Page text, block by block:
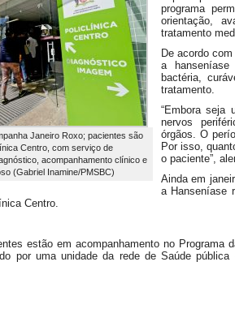
Janeiro Roxo; pacientes são
Centro, com serviço de
acompanhamento clínico e
(Gabriel Inamine/PMSBC)
programa
orientação,
tratamento
De acordo
a
bactéria,
tratamento.
“Embora seja
nervos
órgãos. O
Por isso,
o paciente”,
Ainda em
a Hanseníase
Centro.
estão em acompanhamento no Programa
por uma unidade da rede de Saúde